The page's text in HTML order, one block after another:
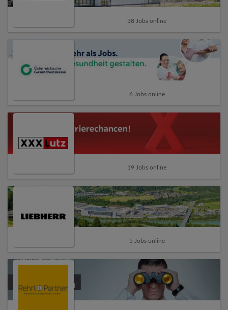
38 Jobs online
6 Jobs online
19 Jobs online
5 Jobs online